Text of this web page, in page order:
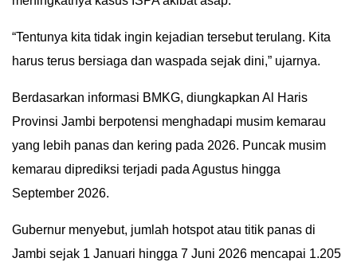
“Tentunya kita tidak ingin kejadian tersebut terulang. Kita
harus terus bersiaga dan waspada sejak dini,” ujarnya.
Berdasarkan informasi BMKG, diungkapkan Al Haris
Provinsi Jambi berpotensi menghadapi musim kemarau
yang lebih panas dan kering pada 2026. Puncak musim
kemarau diprediksi terjadi pada Agustus hingga
September 2026.
Gubernur menyebut, jumlah hotspot atau titik panas di
Jambi sejak 1 Januari hingga 7 Juni 2026 mencapai 1.205